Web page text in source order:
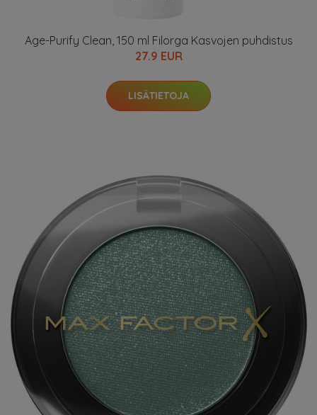
Age-Purify Clean, 150 ml Filorga Kasvojen puhdistus
27.9 EUR
LISÄTIETOJA